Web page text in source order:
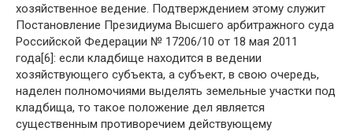
хозяйственное ведение. Подтверждением этому служит
Постановление Президиума Высшего арбитражного суда
Российской Федерации № 17206/10 от 18 мая 2011
года[6]: если кладбище находится в ведении
хозяйствующего субъекта, а субъект, в свою очередь,
наделен полномочиями выделять земельные участки под
кладбища, то такое положение дел является
существенным противоречием действующему